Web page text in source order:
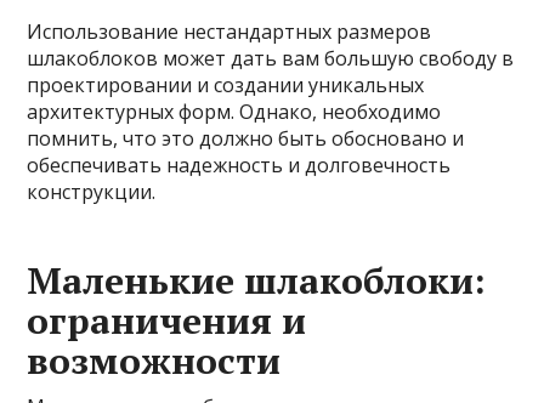
Использование нестандартных размеров
шлакоблоков может дать вам большую свободу в
проектировании и создании уникальных
архитектурных форм. Однако, необходимо
помнить, что это должно быть обосновано и
обеспечивать надежность и долговечность
конструкции.
Маленькие шлакоблоки:
ограничения и
возможности